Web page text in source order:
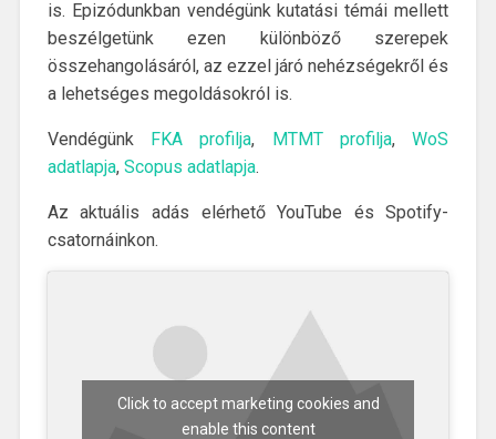
is. Epizódunkban vendégünk kutatási témái mellett
beszélgetünk ezen különböző szerepek
összehangolásáról, az ezzel járó nehézségekről és
a lehetséges megoldásokról is.
Vendégünk FKA profilja, MTMT profilja,WoS
adatlapja, Scopus adatlapja.
Az aktuális adás elérhető YouTube és Spotify-
csatornáinkon.
Click to accept marketing cookies and
enable this content